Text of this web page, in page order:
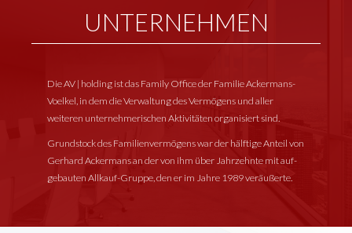
UNTERNEHMEN
Die AV | holding ist das Family Office der Familie Ackermans-
Voelkel, in dem die Verwaltung des Vermögens und aller
weiteren unternehmerischen Aktivitäten organisiert sind.
Grundstock des Familienvermögens war der hälftige Anteil von
Gerhard Ackermans an der von ihm über Jahrzehnte mit auf-
gebauten Allkauf-Gruppe, den er im Jahre 1989 veräußerte.